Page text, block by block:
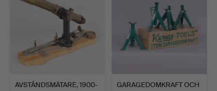
AVSTÅNDSMÄTARE, 1900-
GARAGEDOMKRAFT OCH